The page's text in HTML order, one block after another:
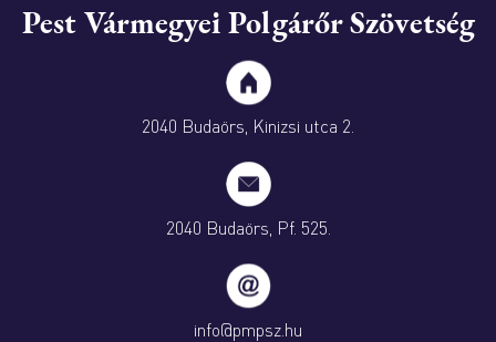
Pest Vármegyei Polgárőr Szövetség
2040 Budaörs, Kinizsi utca 2.
2040 Budaörs, Pf. 525.
info@pmpsz.hu